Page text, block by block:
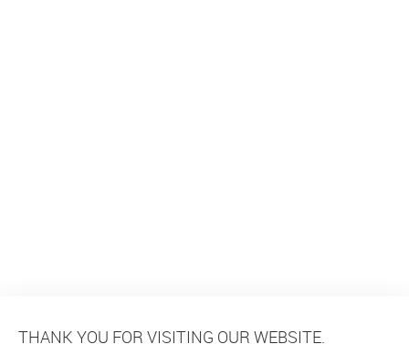
THANK YOU FOR VISITING OUR WEBSITE.